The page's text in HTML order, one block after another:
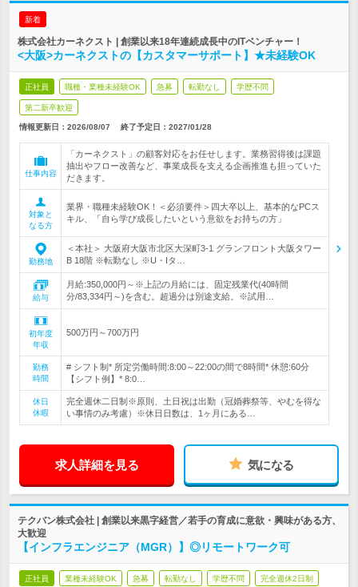
新着
株式会社カーネクスト | 創業以来18年連続成長中のITベンチャー！
<大阪>カーネクストの【カスタマーサポート】★未経験OK
正社員 職種・業種未経験OK 急募 転勤なし 学歴不問
第二新卒歓迎
情報更新日：2026/08/07 終了予定日： 2027/01/28
仕事内容
「カーネクスト」の顧客対応をお任せします。業務習得後は課題
抽出やフロー改善など、事業成長を支える企画推進も担っていた
だきます。
対象と
なる方
業界・職種未経験OK！＜必須要件＞四大卒以上、基本的なPCス
キル、「自ら学び成長したいという意欲をお持ちの方」
勤務地
＜本社＞ 大阪府大阪市北区大深町3-1 グランフロント大阪タワー
B 18階 ※転勤なし ※U・Iタ…
給与
月給:350,000円～※上記の月給には、固定残業代(40時間
分/83,334円～)を含む。超過分は別途支給。※試用…
初年度
年収
500万円～700万円
勤務
時間
# シフト制* 所定労働時間:8:00～22:00の間で8時間* 休憩:60分
【シフト例】* 8:0…
休日
休暇
完全週休二日制※原則、土日祝は出勤（冠婚葬祭等、やむを得な
い事情のみ考慮）※休日日数は、1ヶ月にある…
求人詳細を見る 気になる
テクバン株式会社 | 創業以来黒字経営／若手の育成に意欲・興味がある方、
大歓迎
【インフラエンジニア（MGR）】◎リモートワーク可
正社員 業種未経験OK 急募 転勤なし 学歴不問 完全週休2日制